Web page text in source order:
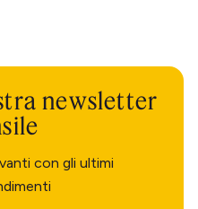
newsletter
con gli ultimi